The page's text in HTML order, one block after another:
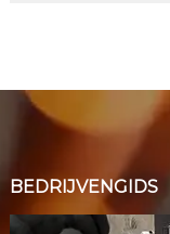
BEDRIJVENGIDS